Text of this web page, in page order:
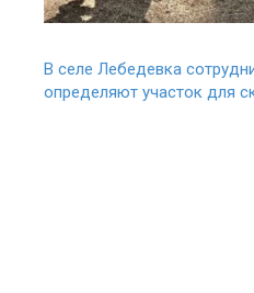
В селе Лебедевка
определяют